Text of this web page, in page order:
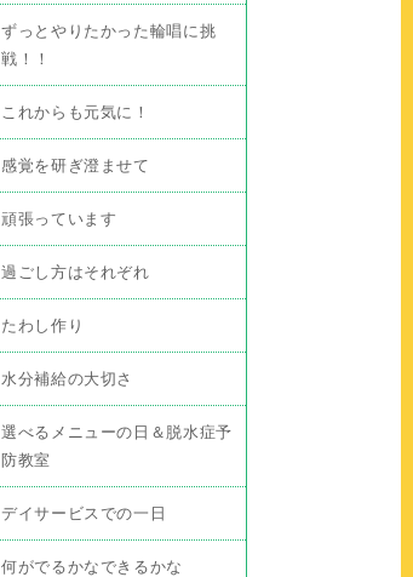
ずっとやりたかった輪唱に挑
戦！！
これからも元気に！
感覚を研ぎ澄ませて
頑張っています
過ごし方はそれぞれ
たわし作り
水分補給の大切さ
選べるメニューの日＆脱水症予
防教室
デイサービスでの一日
何がでるかなできるかな